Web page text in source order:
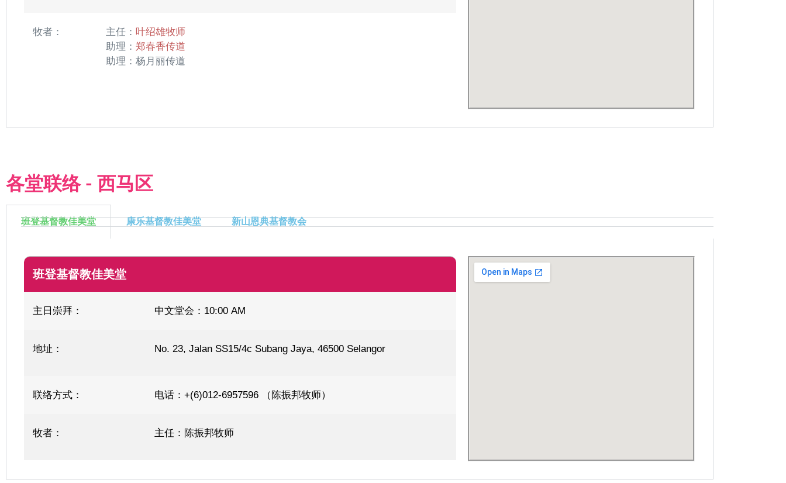
牧者： 主任：叶绍雄牧师
助理：郑春香传道
助理：杨月丽传道
各堂联络 - 西马区
班登基督教佳美堂 康乐基督教佳美堂 新山恩典基督教会
班登基督教佳美堂
主日崇拜： 中文堂会：10:00 AM
地址： No. 23, Jalan SS15/4c Subang Jaya, 46500 Selangor
联络方式： 电话：+(6)012-6957596 （陈振邦牧师）
牧者： 主任：陈振邦牧师